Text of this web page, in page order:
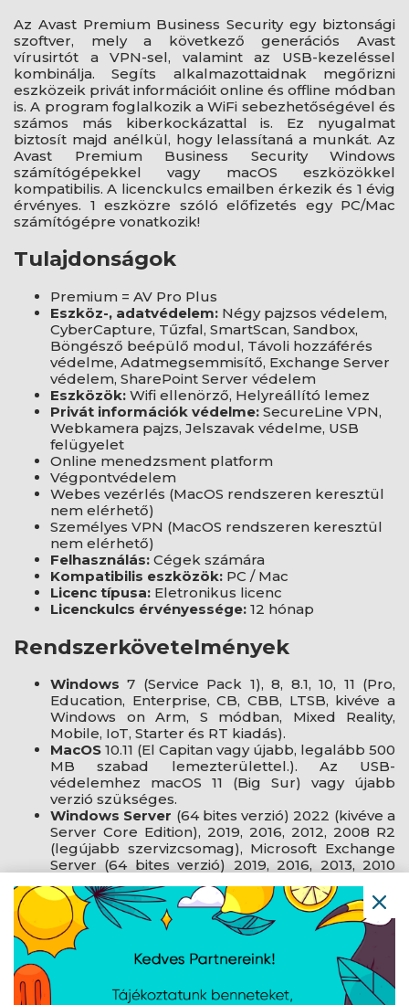
Az Avast Premium Business Security egy biztonsági
szoftver, mely a következő generációs Avast
vírusirtót a VPN-sel, valamint az USB-kezeléssel
kombinálja. Segíts alkalmazottaidnak megőrizni
eszközeik privát információit online és offline módban
is. A program foglalkozik a WiFi sebezhetőségével és
számos más kiberkockázattal is. Ez nyugalmat
biztosít majd anélkül, hogy lelassítaná a munkát. Az
Avast Premium Business Security Windows
számítógépekkel vagy macOS eszközökkel
kompatibilis. A licenckulcs emailben érkezik és 1 évig
érvényes. 1 eszközre szóló előfizetés egy PC/Mac
számítógépre vonatkozik!
Tulajdonságok
Premium = AV Pro Plus
Eszköz-, adatvédelem: Négy pajzsos védelem,
CyberCapture, Tűzfal, SmartScan, Sandbox,
Böngésző beépülő modul, Távoli hozzáférés
védelme, Adatmegsemmisítő, Exchange Server
védelem, SharePoint Server védelem
Eszközök: Wifi ellenörző, Helyreállító lemez
Privát információk védelme: SecureLine VPN,
Webkamera pajzs, Jelszavak védelme, USB
felügyelet
Online menedzsment platform
Végpontvédelem
Webes vezérlés (MacOS rendszeren keresztül
nem elérhető)
Személyes VPN (MacOS rendszeren keresztül
nem elérhető)
Felhasználás: Cégek számára
Kompatibilis eszközök: PC / Mac
Licenc típusa: Eletronikus licenc
Licenckulcs érvényessége: 12 hónap
Rendszerkövetelmények
Windows 7 (Service Pack 1), 8, 8.1, 10, 11 (Pro,
Education, Enterprise, CB, CBB, LTSB, kivéve a
Windows on Arm, S módban, Mixed Reality,
Mobile, IoT, Starter és RT kiadás).
MacOS 10.11 (El Capitan vagy újabb, legalább 500
MB szabad lemezterülettel.). Az USB-
védelemhez macOS 11 (Big Sur) vagy újabb
verzió szükséges.
Windows Server (64 bites verzió) 2022 (kivéve a
Server Core Edition), 2019, 2016, 2012, 2008 R2
(legújabb szervizcsomag), Microsoft Exchange
Server (64 bites verzió) 2019, 2016, 2013, 2010
Services 3.0 és a Microsoft SharePoint Server
2010 és újabb.
Gyártói oldal
Angol nyelvű adatlap